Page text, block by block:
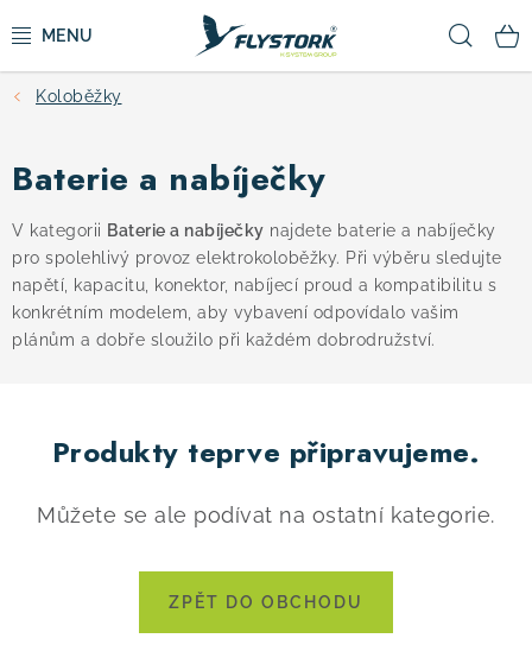
na
CYKLISTIKA
ZIMNÍ SPORTY
KOLOBĚŽKY
OBLEČENÍ A BOTY
CAMPING
VÝPRODEJ
Koloběžky
Baterie a nabíječky
V kategorii Baterie a nabíječky najdete baterie a nabíječky
pro spolehlivý provoz elektrokoloběžky. Při výběru sledujte
napětí, kapacitu, konektor, nabíjecí proud a kompatibilitu s
konkrétním modelem, aby vybavení odpovídalo vašim
plánům a dobře sloužilo při každém dobrodružství.
Produkty teprve připravujeme.
Můžete se ale podívat na ostatní kategorie.
ZPĚT DO OBCHODU